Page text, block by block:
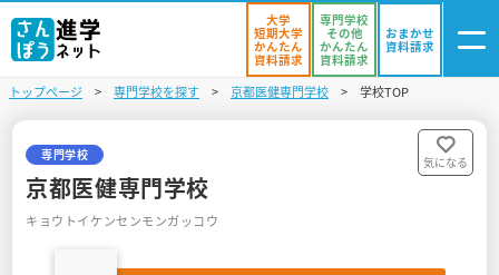
資料リスト
大学
短期大学
かんたん
資料請求
専門学校
その他
かんたん
資料請求
おまかせ
資料請求
トップページ 専門学校を探す 京都医健専門学校 学校TOP
専門学校
京都医健専門学校
キョウトイケンセンモンガッコウ
気になる